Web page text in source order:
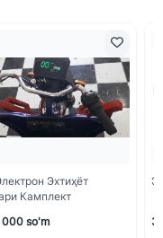
Камплект
so'm